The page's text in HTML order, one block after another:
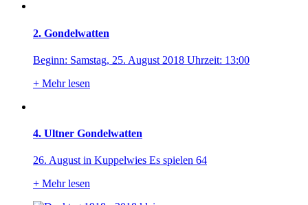
2. Gondelwatten
Beginn: Samstag, 25. August 2018 Uhrzeit: 13:00
+ Mehr lesen
4. Ultner Gondelwatten
26. August in Kuppelwies Es spielen 64
+ Mehr lesen